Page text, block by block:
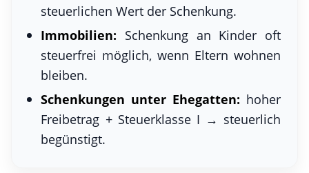
steuerlichen Wert der Schenkung.
Immobilien: Schenkung an Kinder oft
steuerfrei möglich, wenn Eltern wohnen
bleiben.
Schenkungen unter Ehegatten: hoher
Freibetrag + Steuerklasse I → steuerlich
begünstigt.